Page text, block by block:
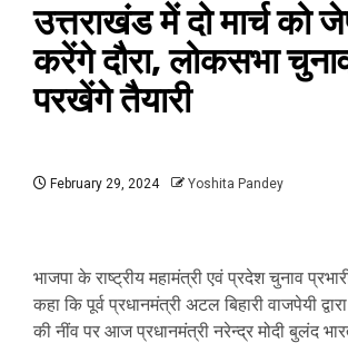
उत्तराखंड में दो मार्च को
करेंगे दौरा, लोकसभा
परखेंगे तैयारी
February 29, 2024 Yoshita Pandey
भाजपा के राष्ट्रीय महामंत्री एवं प्रदेश चुनाव
कहा कि पूर्व प्रधानमंत्री अटल बिहारी वाजपेयी
की नींव पर आज प्रधानमंत्री नरेन्द्र मोदी बुलंद